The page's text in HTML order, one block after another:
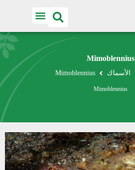
Mimoblennius
الأسماك Mimoblennius
Mimoblennius